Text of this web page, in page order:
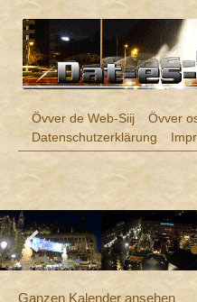
Övver de Web-Siij Övver
Datenschutzerklärung
ÖCHER PLATT
MUSIK
THEATER
KABARETT
Ganzen Kalender ansehen